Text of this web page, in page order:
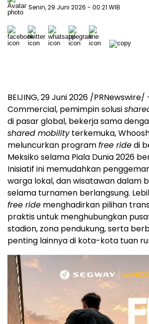
Senin, 29 Juni 2026 - 00:21 WIB
BEIJING,29 Juni 2026 /PRNewswire/
Commercial, pemimpin solusi
di pasar global, bekerja sama
shared mobilityterkemuka,
meluncurkan programfree ridedi
Meksiko selama Piala Dunia 2026
Inisiatif ini memudahkan
warga lokal, dan wisatawan dalam
selama turnamen berlangsung.
free ride menghadirkan pilihan
praktis untuk menghubungkan
stadion, zona pendukung, serta
penting lainnya di kota-kota tuan